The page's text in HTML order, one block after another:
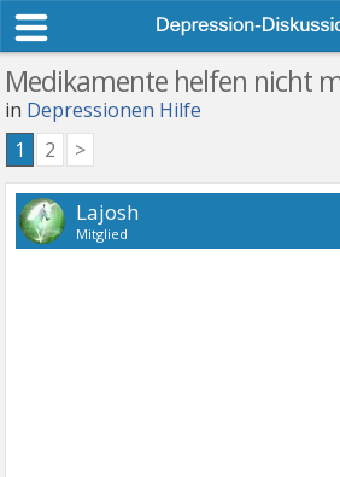
Medikamente helfen nicht
in Depressionen Hilfe
1 2 >
Lajosh
Mitglied